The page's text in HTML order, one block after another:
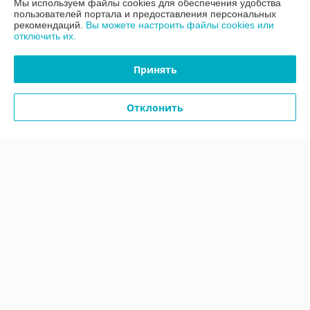
Контакты
Мы используем файлы cookies для обеспечения удобства
пользователей портала и предоставления персональных
рекомендаций. Вы можете настроить файлы cookies или
отключить их.
Принять
Отклонить